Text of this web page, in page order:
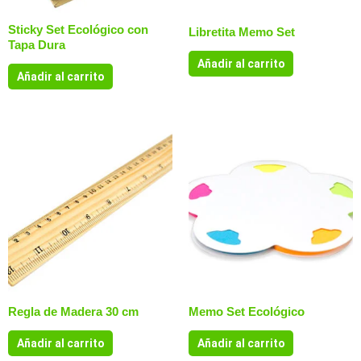
Sticky Set Ecológico con
Tapa Dura
Añadir al carrito
Libretita Memo Set
Añadir al carrito
Regla de Madera 30 cm
Añadir al carrito
Memo Set Ecológico
Añadir al carrito